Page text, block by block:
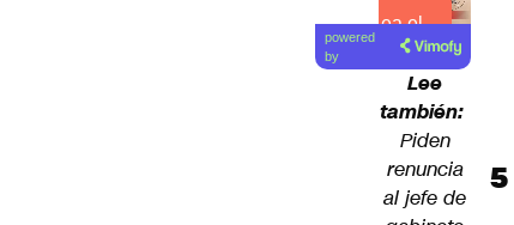
Lea el
artículo
powered
by
Lee
también:
Piden
renuncia
al jefe de